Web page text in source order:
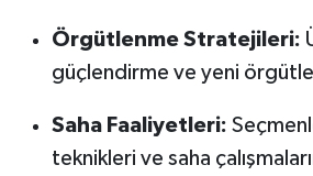
Örgütlenme Stratejileri:
güçlendirme ve yeni
Saha Faaliyetleri:
teknikleri ve saha